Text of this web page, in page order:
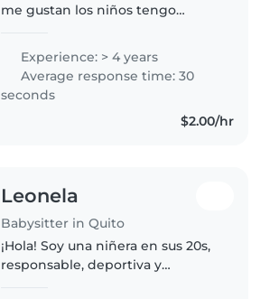
me gustan los niños tengo
hacer las cosas de la casa
llevarlos al parque tener todo
en..
Experience: > 4 years
Average response time: 30
seconds
$2.00/hr
Leonela
Babysitter in Quito
¡Hola! Soy una niñera en sus 20s,
responsable, deportiva y